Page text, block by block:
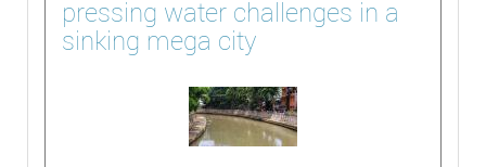
pressing water challenges in a
sinking mega city